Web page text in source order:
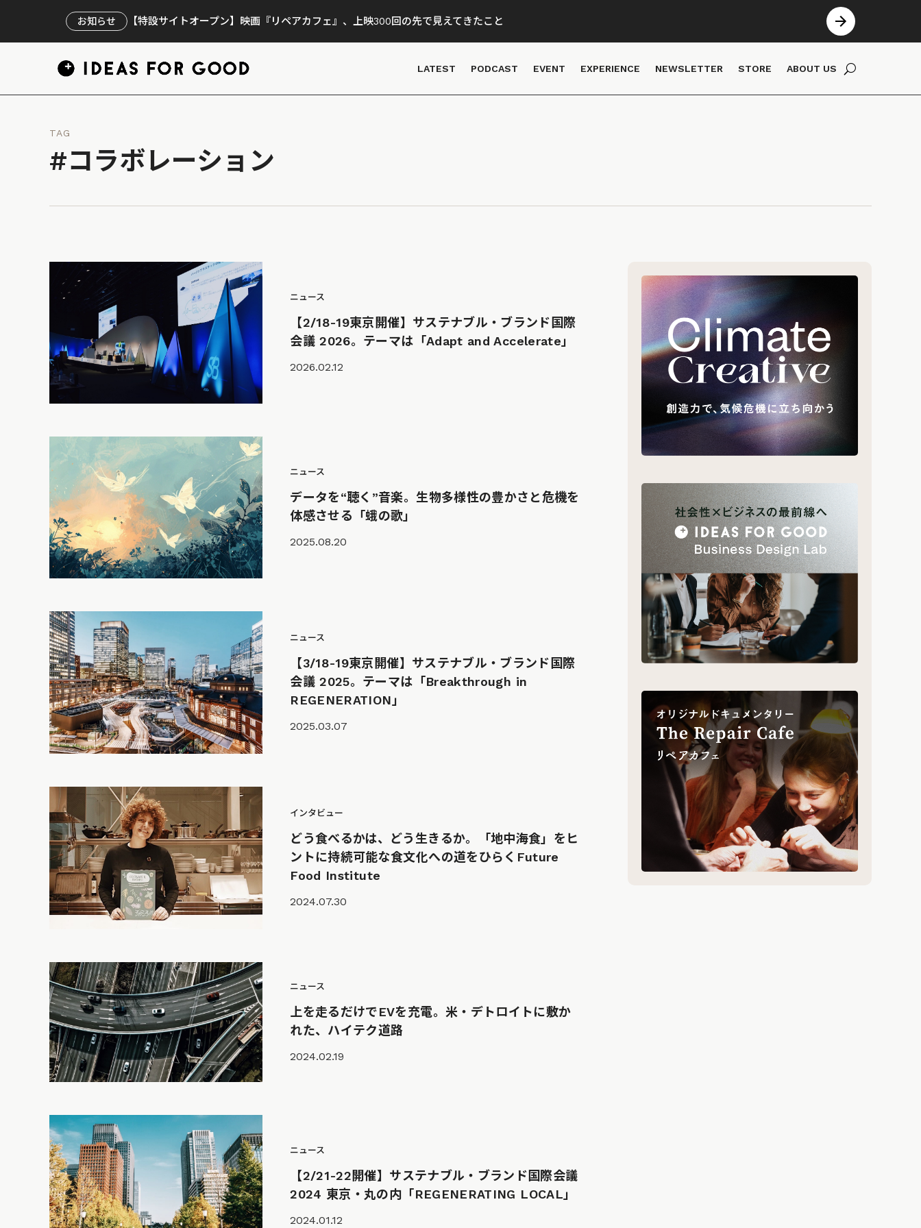
お知らせ 【特設サイトオープン】映画『リペアカフェ』、上映300回の先で見えてきたこと
LATEST PODCAST EVENT EXPERIENCE NEWSLETTER STORE ABOUT US
TAG
#コラボレーション
ニュース
【2/18-19東京開催】サステナブル・ブランド国際
会議 2026。テーマは「Adapt and Accelerate」
2026.02.12
ニュース
データを“聴く”音楽。生物多様性の豊かさと危機を
体感させる「蛾の歌」
2025.08.20
ニュース
【3/18-19東京開催】サステナブル・ブランド国際
会議 2025。テーマは「Breakthrough in
REGENERATION」
2025.03.07
インタビュー
どう食べるかは、どう生きるか。「地中海食」をヒ
ントに持続可能な食文化への道をひらくFuture
Food Institute
2024.07.30
ニュース
上を走るだけでEVを充電。米・デトロイトに敷か
れた、ハイテク道路
2024.02.19
ニュース
【2/21-22開催】サステナブル・ブランド国際会議
2024 東京・丸の内「REGENERATING LOCAL」
2024.01.12